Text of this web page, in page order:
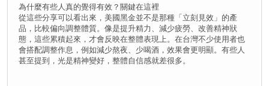
為什麼有些人真的覺得有效？關鍵在這裡
從這些分享可以看出來，美國黑金並不是那種「立刻見效」的產
品，比較偏向調整體質。像是提升精力、減少疲勞、改善精神狀
態，這些累積起來，才會反映在整體表現上。在台灣不少使用者也
會搭配調整作息，例如減少熬夜、少喝酒，效果會更明顯。有些人
甚至提到，光是精神變好，整體自信感就差很多。